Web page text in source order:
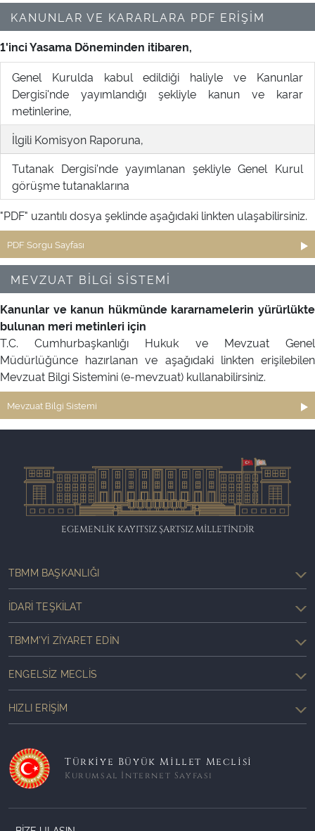
KANUNLAR VE KARARLARA PDF ERİŞİM
1'inci Yasama Döneminden itibaren,
Genel Kurulda kabul edildiği haliyle ve Kanunlar
Dergisi'nde yayımlandığı şekliyle kanun ve karar
metinlerine,
İlgili Komisyon Raporuna,
Tutanak Dergisi'nde yayımlanan şekliyle Genel Kurul
görüşme tutanaklarına
"PDF" uzantılı dosya şeklinde aşağıdaki linkten ulaşabilirsiniz.
PDF Sorgu Sayfası
MEVZUAT BİLGİ SİSTEMİ
Kanunlar ve kanun hükmünde kararnamelerin yürürlükte
bulunan meri metinleri için
T.C. Cumhurbaşkanlığı Hukuk ve Mevzuat Genel
Müdürlüğünce hazırlanan ve aşağıdaki linkten erişilebilen
Mevzuat Bilgi Sistemini (e-mevzuat) kullanabilirsiniz.
Mevzuat Bilgi Sistemi
EGEMENLİK KAYITSIZ ŞARTSIZ MİLLETİNDİR
TBMM BAŞKANLIĞI
İDARI TEŞKILAT
TBMM'YI ZIYARET EDIN
ENGELSIZ MECLIS
HIZLI ERIŞIM
Türkiye Büyük Millet Meclisi
Kurumsal İnternet Sayfası